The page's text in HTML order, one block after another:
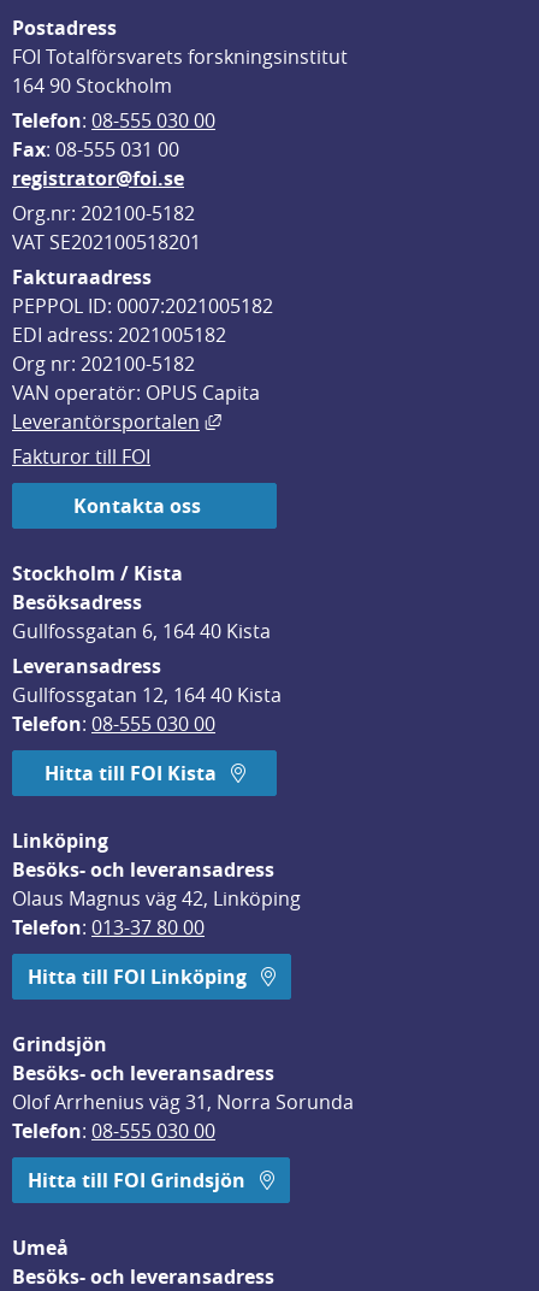
Postadress
FOI Totalförsvarets forskningsinstitut
164 90 Stockholm
Telefon: 08-555 030 00
Fax: 08-555 031 00
registrator@foi.se
Org.nr: 202100-5182
VAT SE202100518201
Fakturaadress
PEPPOL ID: 0007:2021005182
EDI adress: 2021005182
Org nr: 202100-5182
VAN operatör: OPUS Capita
Leverantörsportalen
Länk till annan webbplats, öppnas
Fakturor till FOI
Kontakta oss
Stockholm / Kista
Besöksadress
Gullfossgatan 6, 164 40 Kista
Leveransadress
Gullfossgatan 12, 164 40 Kista
Telefon: 08-555 030 00
Hitta till FOI Kista
Linköping
Besöks- och leveransadress
Olaus Magnus väg 42, Linköping
Telefon: 013-37 80 00
Hitta till FOI Linköping
Grindsjön
Besöks- och leveransadress
Olof Arrhenius väg 31, Norra Sorunda
Telefon: 08-555 030 00
Hitta till FOI Grindsjön
Umeå
Besöks- och leveransadress